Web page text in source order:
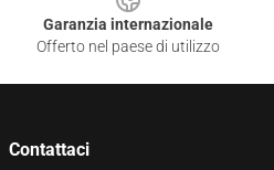
Garanzia internazionale
Offerto nel paese di utilizzo
Contattaci